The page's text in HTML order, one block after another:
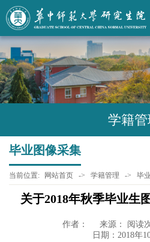
学籍管
毕业图像采集
当前位置: 网站首页 -> 学籍管理 -> 毕
关于2018年秋季毕业生
作者： 来源： 阅读
日期：2018年